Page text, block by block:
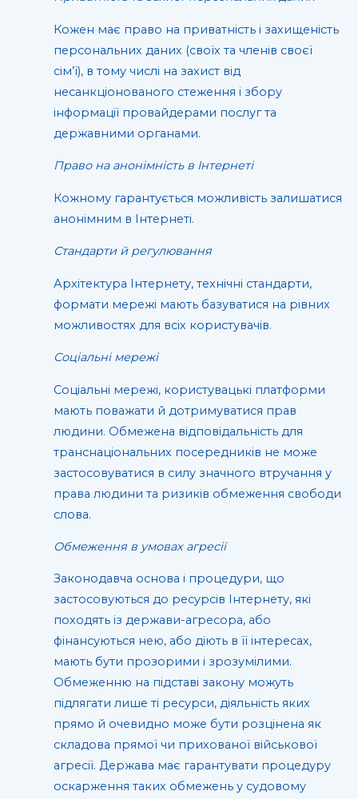
Кожен має право на приватність і захищеність
персональних даних (своїх та членів своєї
сім’ї), в тому числі на захист від
несанкціонованого стеження і збору
інформації провайдерами послуг та
державними органами.
Право на анонімність в Інтернеті
Кожному гарантується можливість залишатися
анонімним в Інтернеті.
Стандарти й регулювання
Архітектура Інтернету, технічні стандарти,
формати мережі мають базуватися на рівних
можливостях для всіх користувачів.
Соціальні мережі
Соціальні мережі, користувацькі платформи
мають поважати й дотримуватися прав
людини. Обмежена відповідальність для
транснаціональних посередників не може
застосовуватися в силу значного втручання у
права людини та ризиків обмеження свободи
слова.
Обмеження в умовах агресії
Законодавча основа і процедури, що
застосовуються до ресурсів Інтернету, які
походять із держави-агресора, або
фінансуються нею, або діють в її інтересах,
мають бути прозорими і зрозумілими.
Обмеженню на підставі закону можуть
підлягати лише ті ресурси, діяльність яких
прямо й очевидно може бути розцінена як
складова прямої чи прихованої військової
агресії. Держава має гарантувати процедуру
оскарження таких обмежень у судовому